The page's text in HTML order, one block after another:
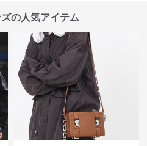
の人気アイテム